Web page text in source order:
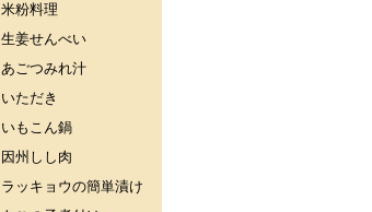
米粉料理
生姜せんべい
あごつみれ汁
いただき
いもこん鍋
因州しし肉
ラッキョウの簡単漬け